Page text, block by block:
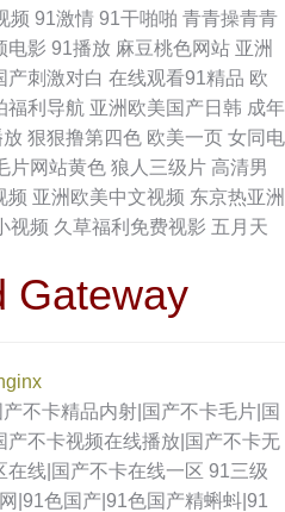
频 91激情 91干啪啪 青青操青青
电影 91播放 麻豆桃色网站 亚洲
产刺激对白 在线观看91精品 欧
福利导航 亚洲欧美国产日韩 成年
狠狠撸第四色 欧美一页 女同电
片网站黄色 狼人三级片 高清男
频 亚洲欧美中文视频 东京热亚洲
视频 久草福利免费视影 五月天
Gateway
不卡精品内射|国产不卡毛片|国
不卡视频在线播放|国产不卡无
线|国产不卡在线一区 91三级
|91色国产|91色国产精蝌蚪|91